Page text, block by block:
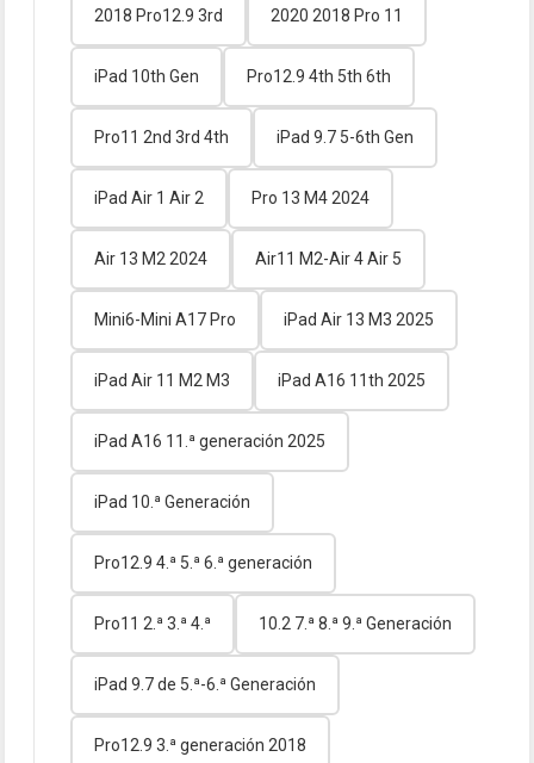
2018 Pro12.9 3rd 2020 2018 Pro 11
iPad 10th Gen Pro12.9 4th 5th 6th
Pro11 2nd 3rd 4th iPad 9.7 5-6th Gen
iPad Air 1 Air 2 Pro 13 M4 2024
Air 13 M2 2024 Air11 M2-Air 4 Air 5
Mini6-Mini A17 Pro iPad Air 13 M3 2025
iPad Air 11 M2 M3 iPad A16 11th 2025
iPad A16 11.ª generación 2025
iPad 10.ª Generación
Pro12.9 4.ª 5.ª 6.ª generación
Pro11 2.ª 3.ª 4.ª 10.2 7.ª 8.ª 9.ª Generación
iPad 9.7 de 5.ª-6.ª Generación
Pro12.9 3.ª generación 2018